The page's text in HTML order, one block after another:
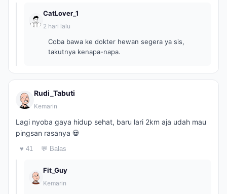
CatLover_1
2 hari lalu
Coba bawa ke dokter hewan segera ya sis,
takutnya kenapa-napa.
Rudi_Tabuti
Kemarin
Lagi nyoba gaya hidup sehat, baru lari 2km aja udah mau
pingsan rasanya 💀
♥ 41 💬 Balas
Fit_Guy
Kemarin